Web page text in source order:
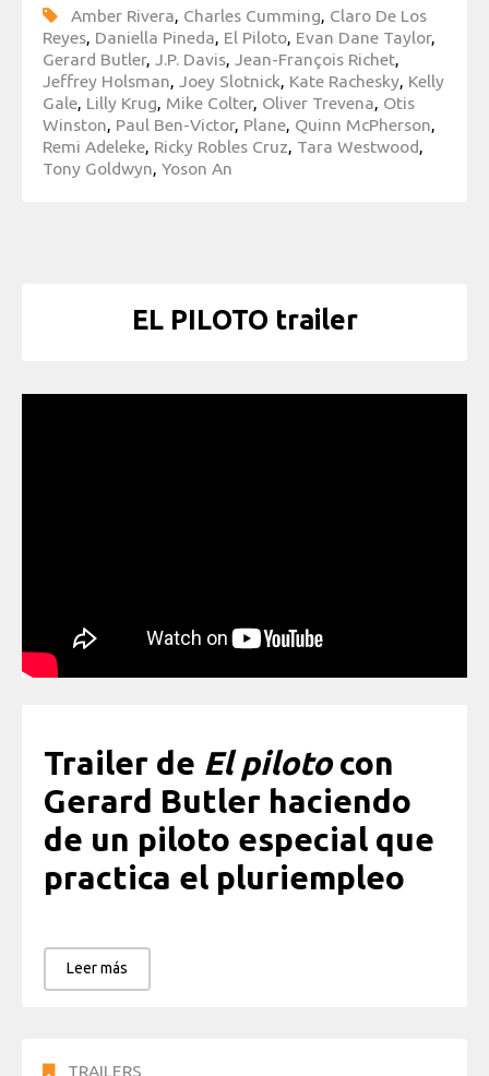
Amber Rivera, Charles Cumming, Claro De Los
Reyes, Daniella Pineda, El Piloto, Evan Dane Taylor,
Gerard Butler, J.P. Davis, Jean-François Richet,
Jeffrey Holsman, Joey Slotnick, Kate Rachesky, Kelly
Gale, Lilly Krug, Mike Colter, Oliver Trevena, Otis
Winston, Paul Ben-Victor, Plane, Quinn McPherson,
Remi Adeleke, Ricky Robles Cruz, Tara Westwood,
Tony Goldwyn, Yoson An
EL PILOTO trailer
Trailer de El pilotocon
Gerard Butler haciendo
de un piloto especial que
practica el pluriempleo
Leer más
TRAILERS